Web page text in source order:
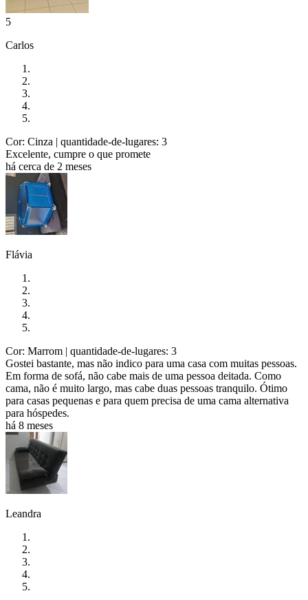
5
Carlos
Cor: Cinza | quantidade-de-lugares: 3
Excelente, cumpre o que promete
há cerca de 2 meses
Flávia
Cor: Marrom | quantidade-de-lugares: 3
Gostei bastante, mas não indico para uma casa com muitas pessoas.
Em forma de sofá, não cabe mais de uma pessoa deitada. Como
cama, não é muito largo, mas cabe duas pessoas tranquilo. Ótimo
para casas pequenas e para quem precisa de uma cama alternativa
para hóspedes.
há 8 meses
Leandra